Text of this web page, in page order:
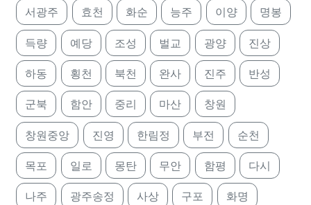
서광주 효천 화순 능주 이양 명봉
득량 예당 조성 벌교 광양 진상
하동 횡천 북천 완사 진주 반성
군북 함안 중리 마산 창원
창원중앙 진영 한림정 부전 순천
목포 일로 몽탄 무안 함평 다시
나주 광주송정 사상 구포 화명